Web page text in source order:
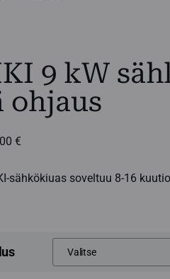
9 kW
ohjaus
€Hintaluokka:
125,00 €
sähkökiuas soveltuu 8-16